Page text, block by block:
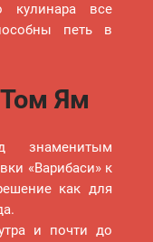
кулинара все
петь в
Ям
знаменитым
«Варибаси» к
как для
и почти до